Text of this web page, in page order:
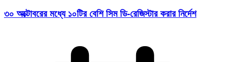
৩০ অক্টোবরের মধ্যে ১০টির বেশি সিম ডি-রেজিস্টার করার নির্দেশ